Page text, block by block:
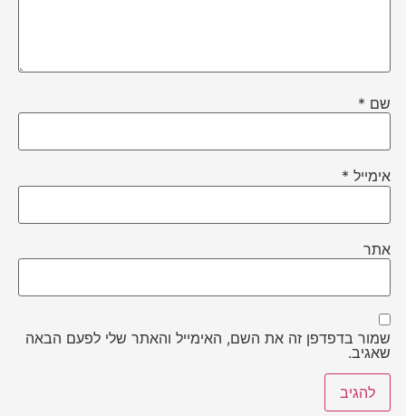
שם *
אימייל *
אתר
שמור בדפדפן זה את השם, האימייל והאתר שלי לפעם הבאה
שאגיב.